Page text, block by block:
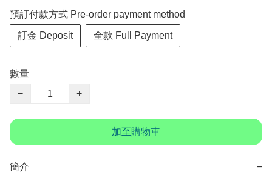
預訂付款方式 Pre-order payment method
訂金 Deposit 全款 Full Payment
數量
−
+
加至購物車
簡介 −